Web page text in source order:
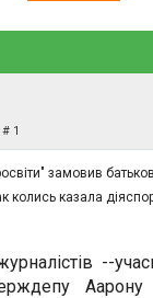
# 1
замовив
колись казала
--